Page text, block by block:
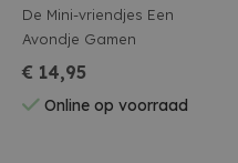
De Mini-vriendjes Een
Avondje Gamen
€ 14,95
Online op voorraad